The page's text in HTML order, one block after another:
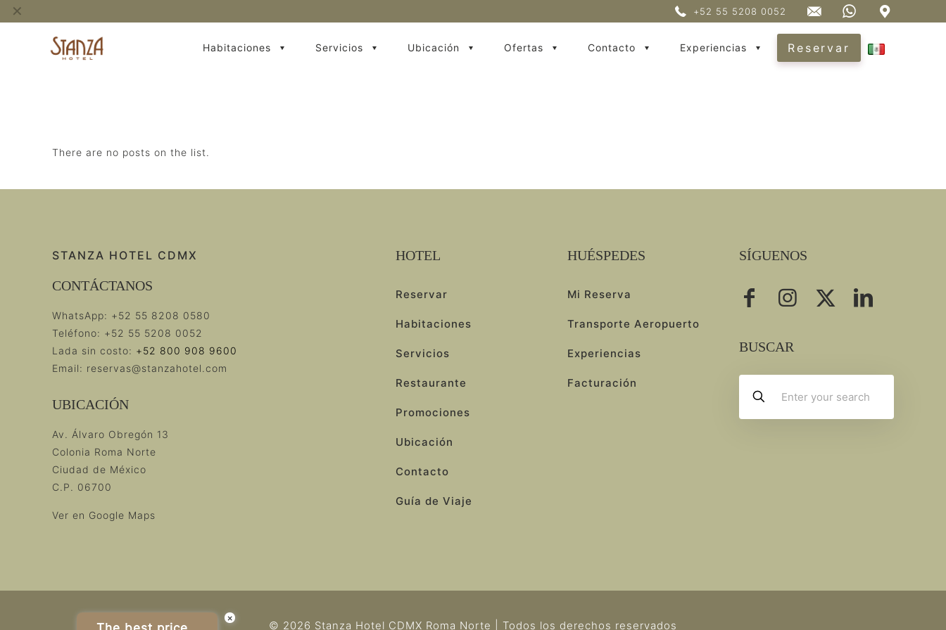
+52 55 5208 0052
✕
Habitaciones Servicios Ubicación Ofertas Contacto Experiencias Reservar
There are no posts on the list.
STANZA HOTEL CDMX
CONTÁCTANOS
WhatsApp: +52 55 8208 0580
Teléfono: +52 55 5208 0052
Lada sin costo: +52 800 908 9600
Email: reservas@stanzahotel.com
UBICACIÓN
Av. Álvaro Obregón 13
Colonia Roma Norte
Ciudad de México
C.P. 06700
Ver en Google Maps
HOTEL
Reservar
Habitaciones
Servicios
Restaurante
Promociones
Ubicación
Contacto
Guía de Viaje
HUÉSPEDES
Mi Reserva
Transporte Aeropuerto
Experiencias
Facturación
SÍGUENOS
BUSCAR
© 2026 Stanza Hotel CDMX Roma Norte | Todos los derechos reservados
×